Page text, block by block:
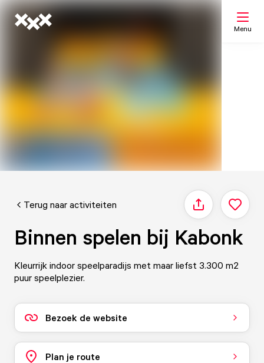
Menu
Terug naar activiteiten Delen
Binnen spelen bij Kabonk
Kleurrijk indoor speelparadijs met maar liefst 3.300 m2
puur speelplezier.
Bezoek de website
Plan je route